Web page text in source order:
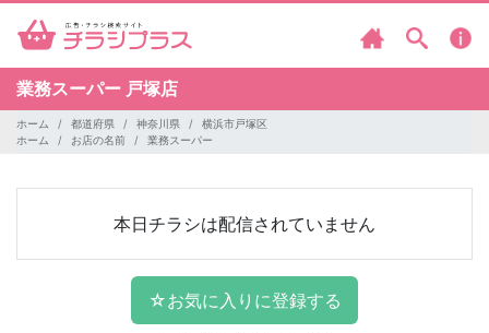
業務スーパー 戸塚店
ホーム 都道府県 神奈川県
横浜市戸塚区
ホーム
お店の名前 業務スーパー
本日チラシは配信されていません